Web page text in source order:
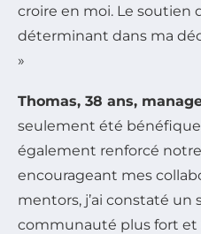
croire en moi. Le soutien
déterminant dans ma
»
Thomas, 38 ans,
seulement été
également renforcé
encourageant mes
mentors, j’ai constaté
communauté plus fort et